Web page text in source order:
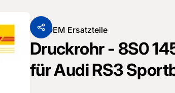
VonOEM Ersatzteile
Druckrohr - 8S0
für Audi RS3